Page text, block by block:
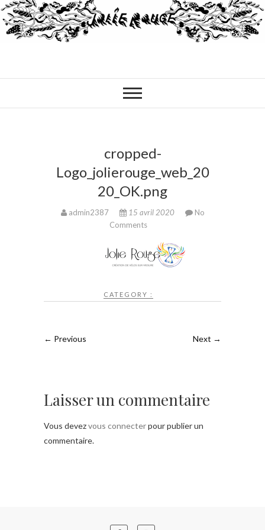
cropped-
Logo_jolierouge_web_20
20_OK.png
admin2387 15 avril 2020
No
Comments
CATEGORY :
← Previous Next →
Laisser un commentaire
Vous devezvous connecterpour publier un
commentaire.